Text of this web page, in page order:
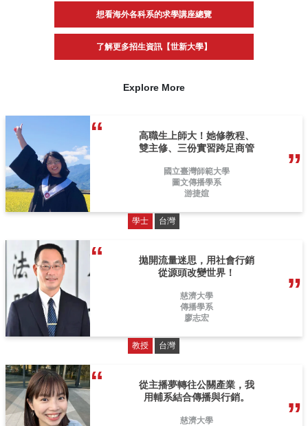
想看海外各科系的求學講座總覽
了解更多招生資訊【世新大學】
Explore More
高職生上師大！她修教程、
雙主修、三份實習跨足商管
國立臺灣師範大學
圖文傳播學系
游捷媗
學士 台灣
拋開流量迷思，用社會行銷
從源頭改變世界！
慈濟大學
傳播學系
廖志宏
教授 台灣
從主播夢轉往公關產業，我
用輔系結合傳播與行銷。
慈濟大學